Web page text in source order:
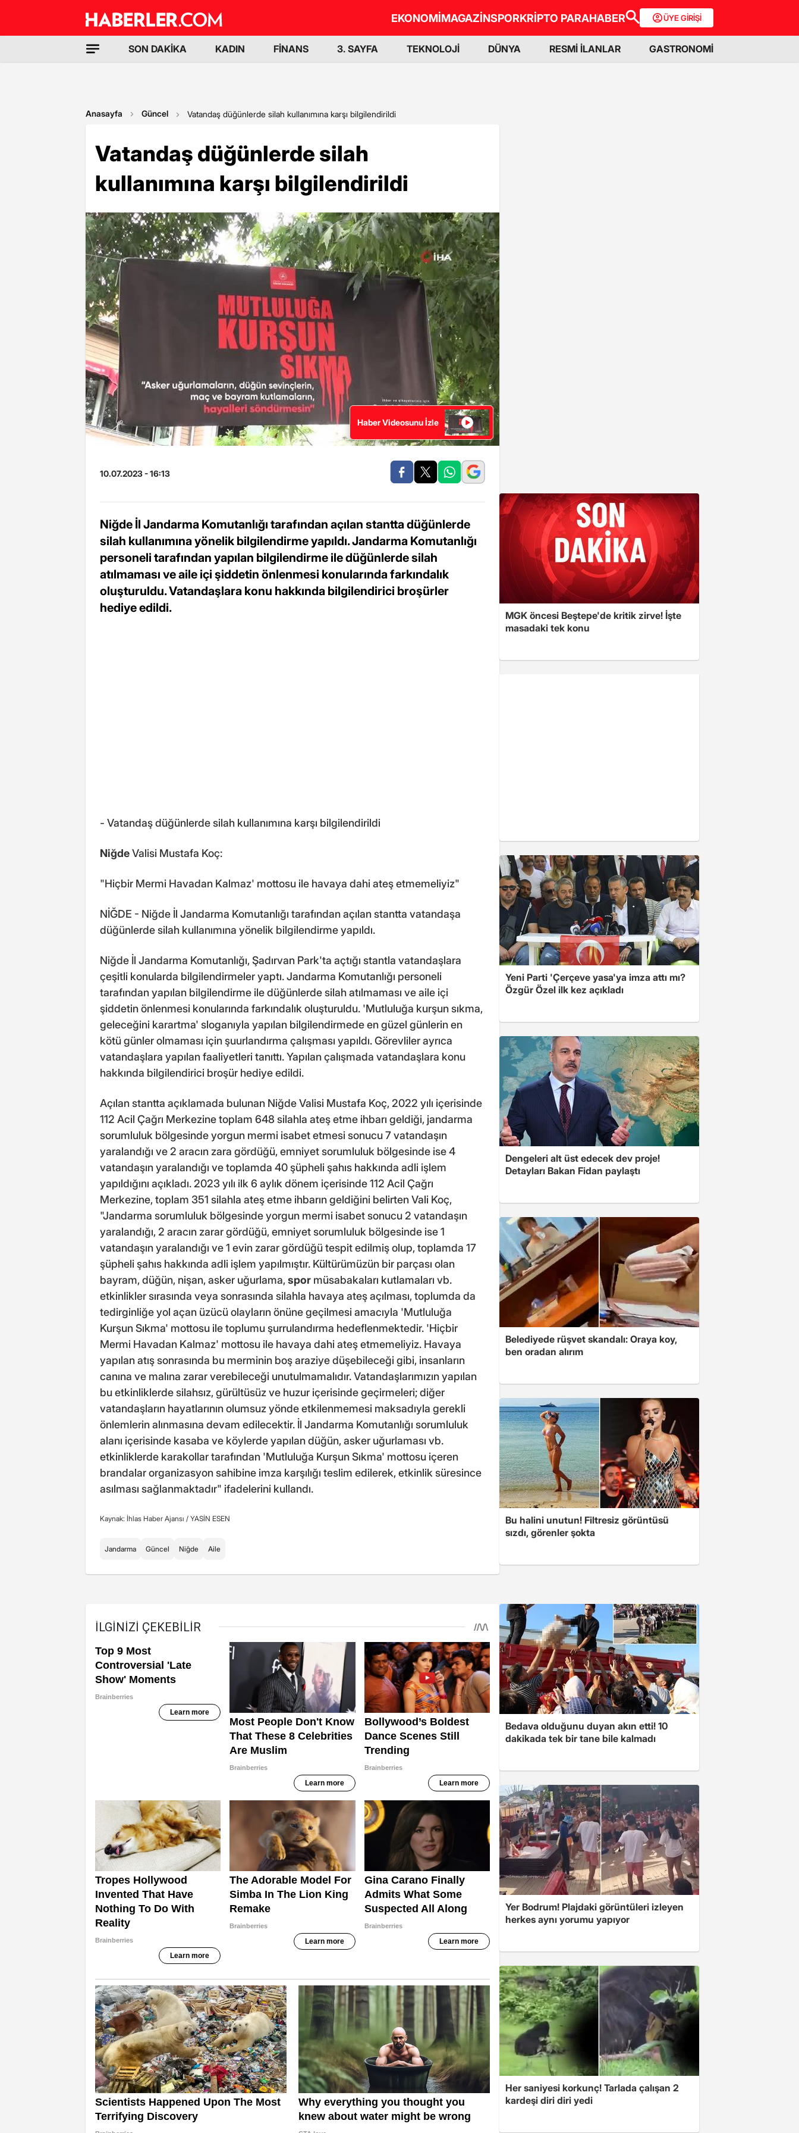
EKONOMİMAGAZİNSPORKRİPTO PARAHABER ÜYE GİRİŞİ
SON DAKİKA KADIN FİNANS 3. SAYFA TEKNOLOJİ DÜNYA RESMİ İLANLAR GASTRONOMİ
Anasayfa Güncel Vatandaş düğünlerde silah kullanımına karşı bilgilendirildi
Vatandaş düğünlerde silah
kullanımına karşı bilgilendirildi
Haber Videosunu İzle
10.07.2023 - 16:13
Niğde İl Jandarma Komutanlığı tarafından açılan stantta düğünlerde
silah kullanımına yönelik bilgilendirme yapıldı. Jandarma Komutanlığı
personeli tarafından yapılan bilgilendirme ile düğünlerde silah
atılmaması ve aile içi şiddetin önlenmesi konularında farkındalık
oluşturuldu. Vatandaşlara konu hakkında bilgilendirici broşürler
hediye edildi.
- Vatandaş düğünlerde silah kullanımına karşı bilgilendirildi
NiğdeValisi Mustafa Koç:
"Hiçbir Mermi Havadan Kalmaz' mottosu ile havaya dahi ateş etmemeliyiz"
NİĞDE - Niğde İl Jandarma Komutanlığı tarafından açılan stantta vatandaşa
düğünlerde silah kullanımına yönelik bilgilendirme yapıldı.
Niğde İl Jandarma Komutanlığı, Şadırvan Park'ta açtığı stantla vatandaşlara
çeşitli konularda bilgilendirmeler yaptı. Jandarma Komutanlığı personeli
tarafından yapılan bilgilendirme ile düğünlerde silah atılmaması ve aile içi
şiddetin önlenmesi konularında farkındalık oluşturuldu. 'Mutluluğa kurşun sıkma,
geleceğini karartma' sloganıyla yapılan bilgilendirmede en güzel günlerin en
kötü günler olmaması için şuurlandırma çalışması yapıldı. Görevliler ayrıca
vatandaşlara yapılan faaliyetleri tanıttı. Yapılan çalışmada vatandaşlara konu
hakkında bilgilendirici broşür hediye edildi.
Açılan stantta açıklamada bulunan Niğde Valisi Mustafa Koç, 2022 yılı içerisinde
112 Acil Çağrı Merkezine toplam 648 silahla ateş etme ihbarı geldiği, jandarma
sorumluluk bölgesinde yorgun mermi isabet etmesi sonucu 7 vatandaşın
yaralandığı ve 2 aracın zara gördüğü, emniyet sorumluluk bölgesinde ise 4
vatandaşın yaralandığı ve toplamda 40 şüpheli şahıs hakkında adli işlem
yapıldığını açıkladı. 2023 yılı ilk 6 aylık dönem içerisinde 112 Acil Çağrı
Merkezine, toplam 351 silahla ateş etme ihbarın geldiğini belirten Vali Koç,
"Jandarma sorumluluk bölgesinde yorgun mermi isabet sonucu 2 vatandaşın
yaralandığı, 2 aracın zarar gördüğü, emniyet sorumluluk bölgesinde ise 1
vatandaşın yaralandığı ve 1 evin zarar gördüğü tespit edilmiş olup, toplamda 17
şüpheli şahıs hakkında adli işlem yapılmıştır. Kültürümüzün bir parçası olan
bayram, düğün, nişan, asker uğurlama,spor müsabakaları kutlamaları vb.
etkinlikler sırasında veya sonrasında silahla havaya ateş açılması, toplumda da
tedirginliğe yol açan üzücü olayların önüne geçilmesi amacıyla 'Mutluluğa
Kurşun Sıkma' mottosu ile toplumu şurrulandırma hedeflenmektedir. 'Hiçbir
Mermi Havadan Kalmaz' mottosu ile havaya dahi ateş etmemeliyiz. Havaya
yapılan atış sonrasında bu merminin boş araziye düşebileceği gibi, insanların
canına ve malına zarar verebileceği unutulmamalıdır. Vatandaşlarımızın yapılan
bu etkinliklerde silahsız, gürültüsüz ve huzur içerisinde geçirmeleri; diğer
vatandaşların hayatlarının olumsuz yönde etkilenmemesi maksadıyla gerekli
önlemlerin alınmasına devam edilecektir. İl Jandarma Komutanlığı sorumluluk
alanı içerisinde kasaba ve köylerde yapılan düğün, asker uğurlaması vb.
etkinliklerde karakollar tarafından 'Mutluluğa Kurşun Sıkma' mottosu içeren
brandalar organizasyon sahibine imza karşılığı teslim edilerek, etkinlik süresince
asılması sağlanmaktadır" ifadelerini kullandı.
Kaynak: İhlas Haber Ajansı / YASİN ESEN
Jandarma Güncel Niğde Aile
MGK öncesi Beştepe'de kritik zirve! İşte
masadaki tek konu
Yeni Parti 'Çerçeve yasa'ya imza attı mı?
Özgür Özel ilk kez açıkladı
Dengeleri alt üst edecek dev proje!
Detayları Bakan Fidan paylaştı
Belediyede rüşvet skandalı: Oraya koy,
ben oradan alırım
Bu halini unutun! Filtresiz görüntüsü
sızdı, görenler şokta
Bedava olduğunu duyan akın etti! 10
dakikada tek bir tane bile kalmadı
Yer Bodrum! Plajdaki görüntüleri izleyen
herkes aynı yorumu yapıyor
Her saniyesi korkunç! Tarlada çalışan 2
kardeşi diri diri yedi